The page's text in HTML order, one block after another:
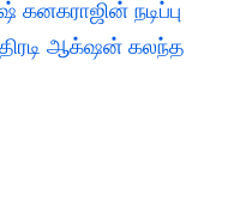
கனகராஜின் நடிப்பு
ஆக்‌ஷன் கலந்த